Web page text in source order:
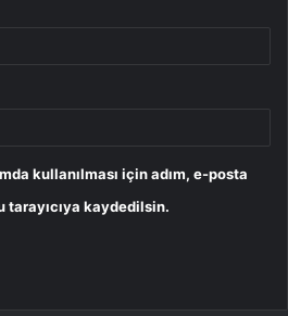
kullanılması için adım, e-posta
tarayıcıya kaydedilsin.